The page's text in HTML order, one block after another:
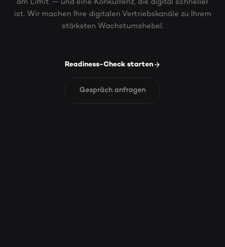
am Limit — und eine Konkurrenz, die digital schneller
ist. Wir machen Ihre digitalen Vertriebskanäle zu Ihrem
stärksten Wachstumshebel.
Readiness-Check starten
Gespräch anfragen